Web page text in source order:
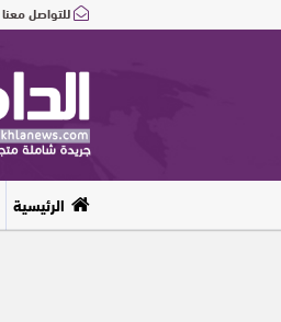
للتواصل معنا
الرئيسية